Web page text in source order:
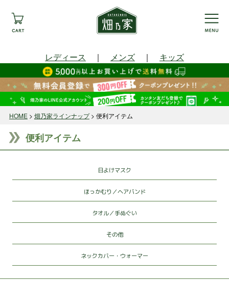
レディース ｜ メンズ ｜ キッズ
HOME 畑乃家ラインナップ 便利アイテム
便利アイテム
日よけマスク
ほっかむり／ヘアバンド
タオル／手ぬぐい
その他
ネックカバー・ウォーマー